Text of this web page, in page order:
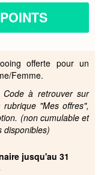
offerte pour un
Femme.
à retrouver sur
"Mes offres",
(non cumulable et
disponibles)
jusqu'au 31